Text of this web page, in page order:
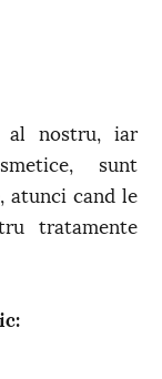
al nostru, iar
sunt
atunci cand le
tratamente